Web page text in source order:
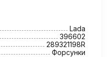
Lada
396602
289321198R
Форсунки